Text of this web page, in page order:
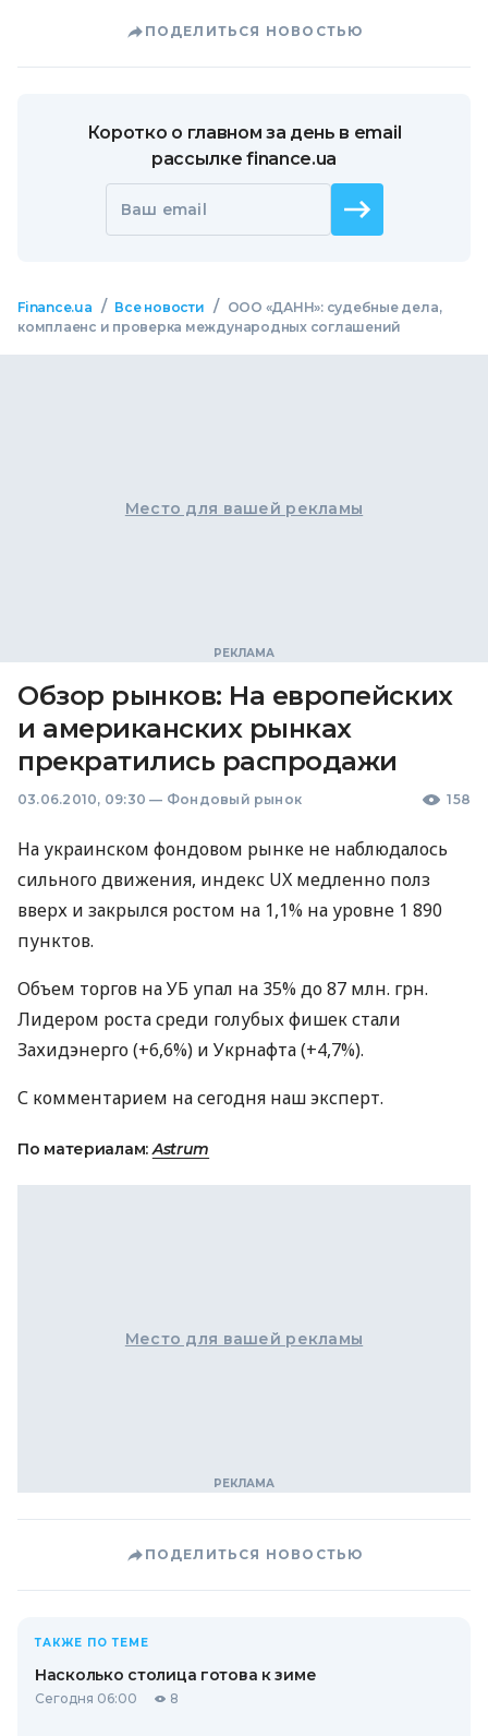
ПОДЕЛИТЬСЯ НОВОСТЬЮ
Коротко о главном за день в email
рассылке finance.ua
Ваш email
Finance.ua / Все новости /
ООО «ДАНН»: судебные дела,
комплаенс и проверка международных соглашений
Место для вашей рекламы
Обзор рынков: На европейских
и американских рынках
прекратились распродажи
03.06.2010, 09:30 — Фондовый рынок 158
На украинском фондовом рынке не наблюдалось
сильного движения, индекс UX медленно полз
вверх и закрылся ростом на 1,1% на уровне 1 890
пунктов.
Объем торгов на УБ упал на 35% до 87 млн. грн.
Лидером роста среди голубых фишек стали
Захидэнерго (+6,6%) и Укрнафта (+4,7%).
С комментарием на сегодня наш эксперт.
По материалам:Astrum
Место для вашей рекламы
ПОДЕЛИТЬСЯ НОВОСТЬЮ
ТАКЖЕ ПО ТЕМЕ
Насколько столица готова к зиме
Сегодня 06:00 8